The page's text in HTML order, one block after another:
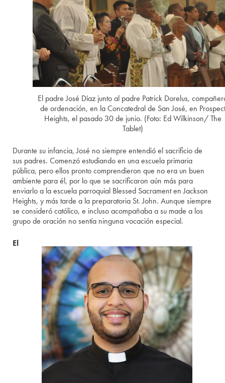
El padre José Díaz junto al padre Patrick Dorelus,
de ordenación, en la Concatedral de San José, en Prospect
Heights, el pasado 30 de junio. (Foto: Ed Wilkinson/ The
Tablet)
Durante su infancia, José no siempre entendió el sacrificio de
sus padres. Comenzó estudiando en una escuela primaria
pública, pero ellos pronto comprendieron que no era un buen
ambiente para él, por lo que se sacrificaron aún más para
enviarlo a la escuela parroquial Blessed Sacrament en Jackson
Heights, y más tarde a la preparatoria St. John. Aunque siempre
se consideró católico, e incluso acompañaba a su made a los
grupo de oración no sentía ninguna vocación especial.
El